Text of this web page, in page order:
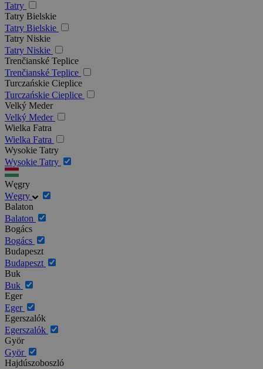
Tatry
Tatry Bielskie
Tatry Bielskie
Tatry Niskie
Tatry Niskie
Trenčianské Teplice
Trenčianské Teplice
Turczańskie Cieplice
Turczańskie Cieplice
Velký Meder
Velký Meder
Wielka Fatra
Wielka Fatra
Wysokie Tatry
Wysokie Tatry
Węgry
Węgry
Balaton
Balaton
Bogács
Bogács
Budapeszt
Budapeszt
Buk
Buk
Eger
Eger
Egerszalók
Egerszalók
Györ
Györ
Hajdúszoboszló